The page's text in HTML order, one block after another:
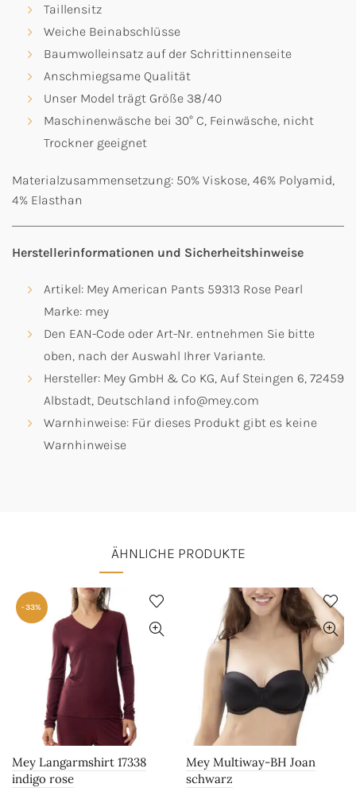
Taillensitz
Weiche Beinabschlüsse
Baumwolleinsatz auf der Schrittinnenseite
Anschmiegsame Qualität
Unser Model trägt Größe 38/40
Maschinenwäsche bei 30° C, Feinwäsche, nicht
Trockner geeignet
Materialzusammensetzung: 50% Viskose, 46% Polyamid,
4% Elasthan
Herstellerinformationen und Sicherheitshinweise
Artikel: Mey American Pants 59313 Rose Pearl
Marke: mey
Den EAN-Code oder Art-Nr. entnehmen Sie bitte
oben, nach der Auswahl Ihrer Variante.
Hersteller: Mey GmbH & Co KG, Auf Steingen 6, 72459
Albstadt, Deutschland info@mey.com
Warnhinweise: Für dieses Produkt gibt es keine
Warnhinweise
ÄHNLICHE PRODUKTE
-33%
Mey Langarmshirt 17338
indigo rose
Mey Multiway-BH Joan
schwarz